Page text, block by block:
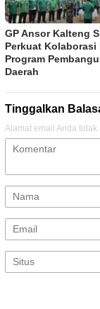
GP Ansor Kalteng
Perkuat Kolaborasi
Program
Daerah
Tinggalkan
Alamat email Anda